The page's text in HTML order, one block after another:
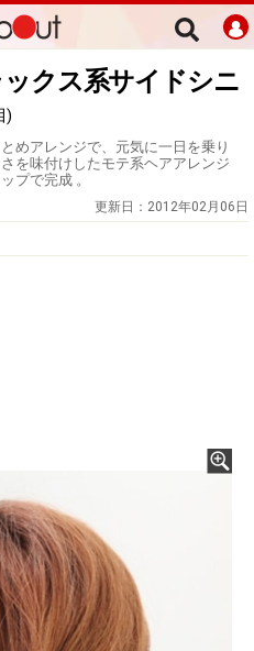
クス系サイドシニ
)
めアレンジで、元気に一日を乗り
を味付けしたモテ系ヘアアレンジ
プで完成 。
更新日： 2012年02月06日